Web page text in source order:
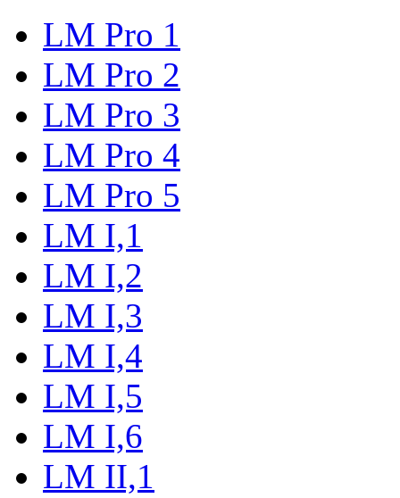
LM Pro 1
LM Pro 2
LM Pro 3
LM Pro 4
LM Pro 5
LM I,1
LM I,2
LM I,3
LM I,4
LM I,5
LM I,6
LM II,1